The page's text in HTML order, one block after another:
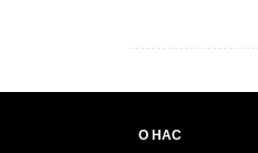
О НАС